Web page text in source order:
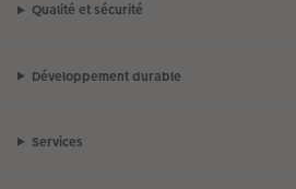
Qualité et sécurité
Développement durable
Services